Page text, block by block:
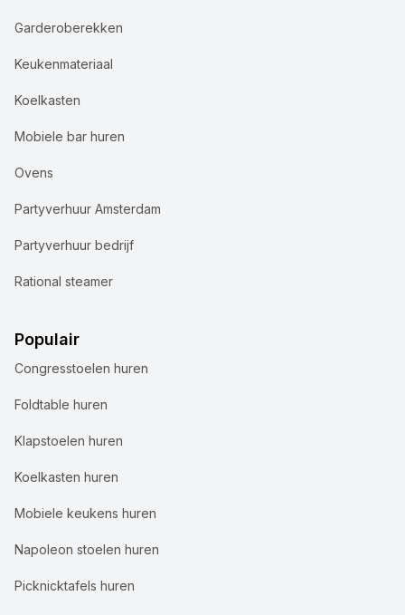
Garderoberekken
Keukenmateriaal
Koelkasten
Mobiele bar huren
Ovens
Partyverhuur Amsterdam
Partyverhuur bedrijf
Rational steamer
Populair
Congresstoelen huren
Foldtable huren
Klapstoelen huren
Koelkasten huren
Mobiele keukens huren
Napoleon stoelen huren
Picknicktafels huren